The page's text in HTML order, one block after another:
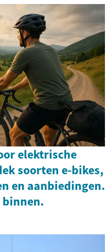
elektrische
soorten e-bikes,
en aanbiedingen.